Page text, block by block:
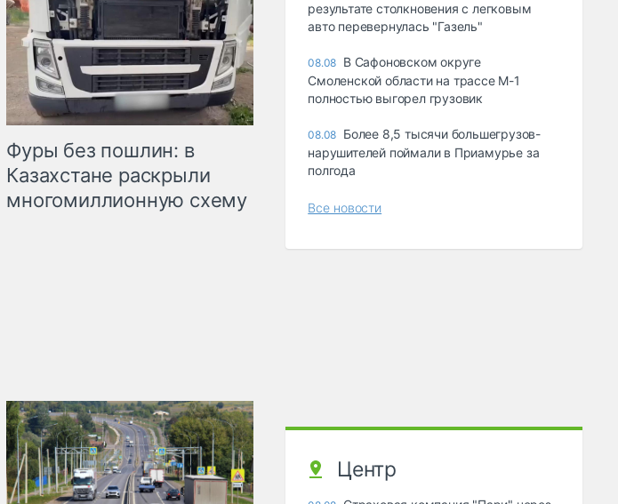
Фуры без пошлин: в
Казахстане раскрыли
многомиллионную схему
результате столкновения с легковым
авто перевернулась "Газель"
08.08 В Сафоновском округе
Смоленской области на трассе М-1
полностью выгорел грузовик
08.08 Более 8,5 тысячи большегрузов-
нарушителей поймали в Приамурье за
полгода
Все новости
Центр